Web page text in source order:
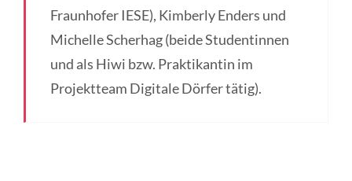
Fraunhofer IESE), Kimberly Enders und
Michelle Scherhag (beide Studentinnen
und als Hiwi bzw. Praktikantin im
Projektteam Digitale Dörfer tätig).